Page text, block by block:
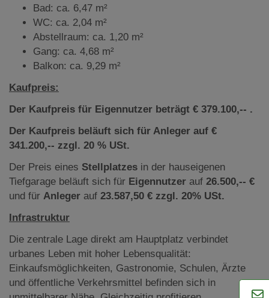
Bad: ca. 6,47 m²
WC: ca. 2,04 m²
Abstellraum: ca. 1,20 m²
Gang: ca. 4,68 m²
Balkon: ca. 9,29 m²
Kaufpreis:
Der Kaufpreis für Eigennutzer beträgt € 379.100,-- .
Der Kaufpreis beläuft sich für Anleger auf €
341.200,-- zzgl. 20 % USt.
Der Preis eines Stellplatzes in der hauseigenen
Tiefgarage beläuft sich für Eigennutzer auf 26.500,-- €
und für Anleger auf 23.587,50 € zzgl. 20% USt.
Infrastruktur
Die zentrale Lage direkt am Hauptplatz verbindet
urbanes Leben mit hoher Lebensqualität:
Einkaufsmöglichkeiten, Gastronomie, Schulen, Ärzte
und öffentliche Verkehrsmittel befinden sich in